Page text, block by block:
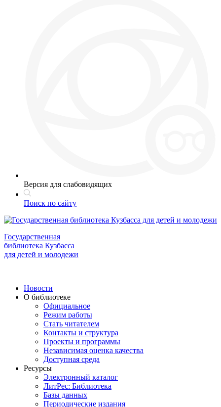
Версия для слабовидящих
Поиск по сайту
Государственная
библиотека Кузбасса
для детей и молодежи
Новости
О библиотеке
Официальное
Режим работы
Стать читателем
Контакты и структура
Проекты и программы
Независимая оценка качества
Доступная среда
Ресурсы
Электронный каталог
ЛитРес: Библиотека
Базы данных
Периодические издания